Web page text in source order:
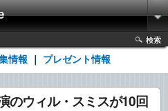
検索
情報 プレゼント情報
のウィル・スミスが10回